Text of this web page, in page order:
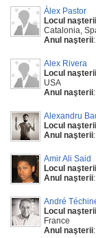
Àlex Pastor
Locul naşterii
Catalonia,
Anul naşterii
Alex Rivera
Locul naşterii
USA
Anul naşterii
Alexandru
Locul naşterii
Anul naşterii
Amir Ali Said
Locul naşterii
Anul naşterii
André
Locul naşterii
France
Anul naşterii